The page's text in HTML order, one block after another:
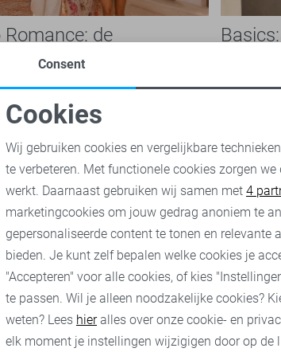
Romance: de
modetrend die je
overal ziet
jurken en broderie blouses tot
en verfijnde details: de Boho
trend is niet meer weg te denken
Ook...
nu
van
Basics
Noodzakelijke cookies
Analytische cookies
Consent
Cookies
Wij gebruiken cookies en vergelijkbare
te verbeteren. Met functionele cookies zorgen
werkt. Daarnaast gebruiken wij samen met 4
marketingcookies om jouw gedrag anoniem te
gepersonaliseerde content te tonen en relevante
bieden. Je kunt zelf bepalen welke cookies je
"Accepteren" voor alle cookies, of kies
te passen. Wil je alleen noodzakelijke cookies?
weten? Lees hieralles over onze cookie- en
elk moment je instellingen wijzigigen door op de